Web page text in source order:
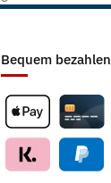
Bequem bezahlen